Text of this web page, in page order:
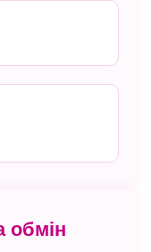
обмін